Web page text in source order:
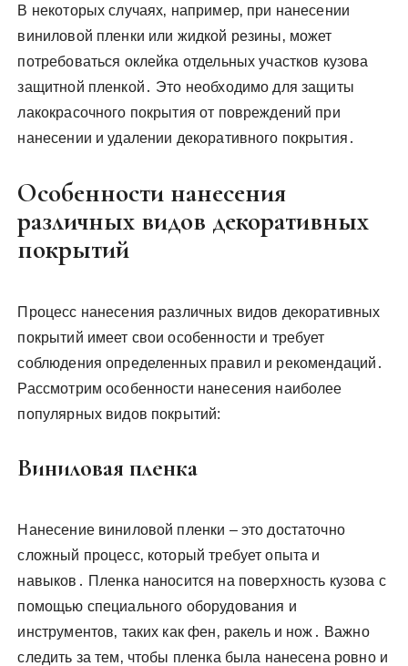
В некоторых случаях‚ например‚ при нанесении
виниловой пленки или жидкой резины‚ может
потребоваться оклейка отдельных участков кузова
защитной пленкой․ Это необходимо для защиты
лакокрасочного покрытия от повреждений при
нанесении и удалении декоративного покрытия․
Особенности нанесения
различных видов декоративных
покрытий
Процесс нанесения различных видов декоративных
покрытий имеет свои особенности и требует
соблюдения определенных правил и рекомендаций․
Рассмотрим особенности нанесения наиболее
популярных видов покрытий:
Виниловая пленка
Нанесение виниловой пленки – это достаточно
сложный процесс‚ который требует опыта и
навыков․ Пленка наносится на поверхность кузова с
помощью специального оборудования и
инструментов‚ таких как фен‚ ракель и нож․ Важно
следить за тем‚ чтобы пленка была нанесена ровно и